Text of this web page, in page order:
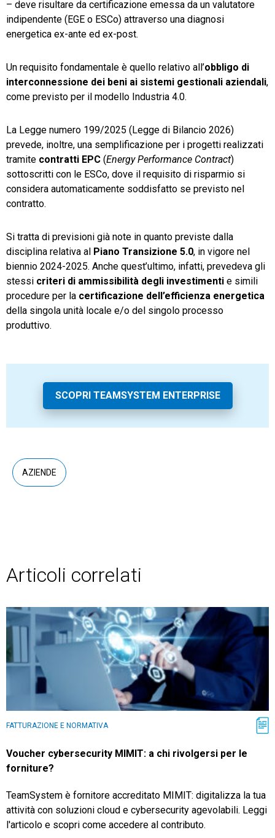
– deve risultare da certificazione emessa da un valutatore
indipendente (EGE o ESCo) attraverso una diagnosi
energetica ex-ante ed ex-post.
Un requisito fondamentale è quello relativo all’obbligo di
interconnessione dei beni ai sistemi gestionali aziendali,
come previsto per il modello Industria 4.0.
La Legge numero 199/2025 (Legge di Bilancio 2026)
prevede, inoltre, una semplificazione per i progetti realizzati
tramite contratti EPC (Energy Performance Contract)
sottoscritti con le ESCo, dove il requisito di risparmio si
considera automaticamente soddisfatto se previsto nel
contratto.
Si tratta di previsioni già note in quanto previste dalla
disciplina relativa al Piano Transizione 5.0, in vigore nel
biennio 2024-2025. Anche quest’ultimo, infatti, prevedeva gli
stessi criteri di ammissibilità degli investimenti e simili
procedure per la certificazione dell’efficienza energetica
della singola unità locale e/o del singolo processo
produttivo.
SCOPRI TEAMSYSTEM ENTERPRISE
AZIENDE
Articoli correlati
FATTURAZIONE E NORMATIVA
Voucher cybersecurity MIMIT: a chi rivolgersi per le
forniture?
TeamSystem è fornitore accreditato MIMIT: digitalizza la tua
attività con soluzioni cloud e cybersecurity agevolabili. Leggi
l'articolo e scopri come accedere al contributo.